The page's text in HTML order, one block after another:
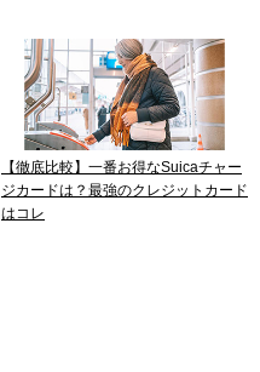
【徹底比較】一番お得なSuicaチャー
ジカードは？最強のクレジットカード
はコレ